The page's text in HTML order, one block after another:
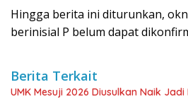
Hingga berita ini diturunkan,
berinisial P belum dapat
Berita Terkait
UMK Mesuji 2026 Diusulkan Naik Jadi